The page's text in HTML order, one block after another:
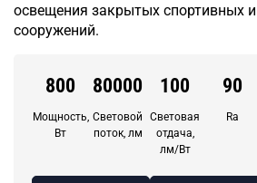
освещения закрытых спортивных
сооружений.
800
Мощность,
Вт
80000
Световой
поток, лм
100
Световая
отдача,
лм/Вт
90
Ra